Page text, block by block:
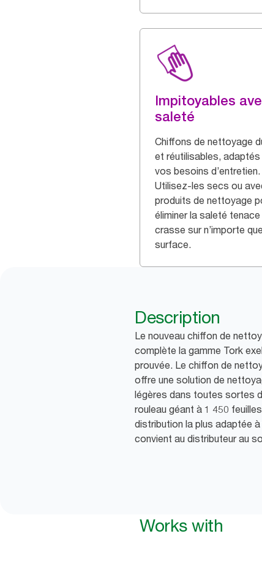
Impitoyables
saleté
Chiffons de nettoyage
et réutilisables,
vos besoins d’entretien.
Utilisez-les secs ou
produits de nettoyage
éliminer la saleté
crasse sur n’importe
surface.
Description
Le nouveau chiffon de
complète la gamme Tork
prouvée. Le chiffon de
offre une solution de
légères dans toutes sortes
rouleau géant à 1 450
distribution la plus adaptée
convient au distributeur au
Works with